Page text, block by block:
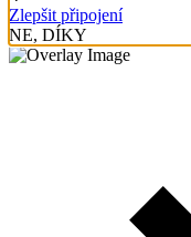
Zlepšit připojení
NE, DÍKY